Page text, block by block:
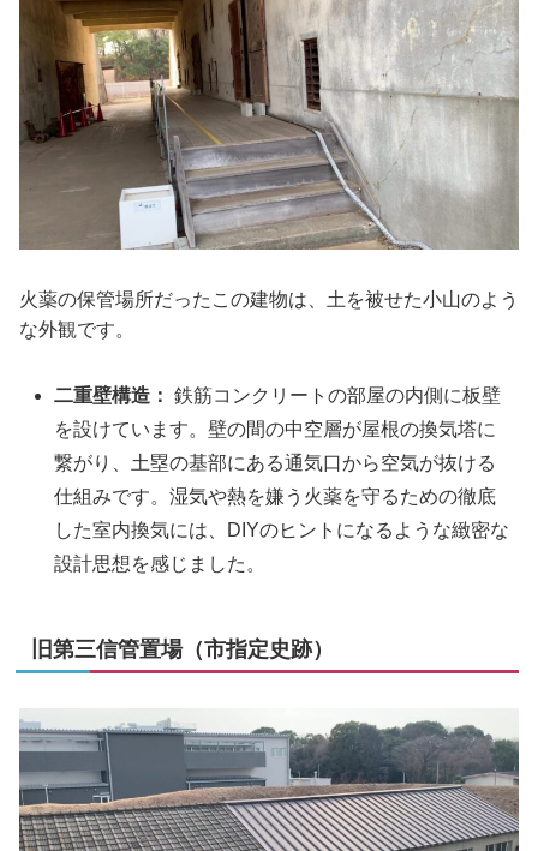
火薬の保管場所だったこの建物は、土を被せた小山のよう
な外観です。
二重壁構造： 鉄筋コンクリートの部屋の内側に板壁
を設けています。壁の間の中空層が屋根の換気塔に
繋がり、土塁の基部にある通気口から空気が抜ける
仕組みです。湿気や熱を嫌う火薬を守るための徹底
した室内換気には、DIYのヒントになるような緻密な
設計思想を感じました。
旧第三信管置場（市指定史跡）